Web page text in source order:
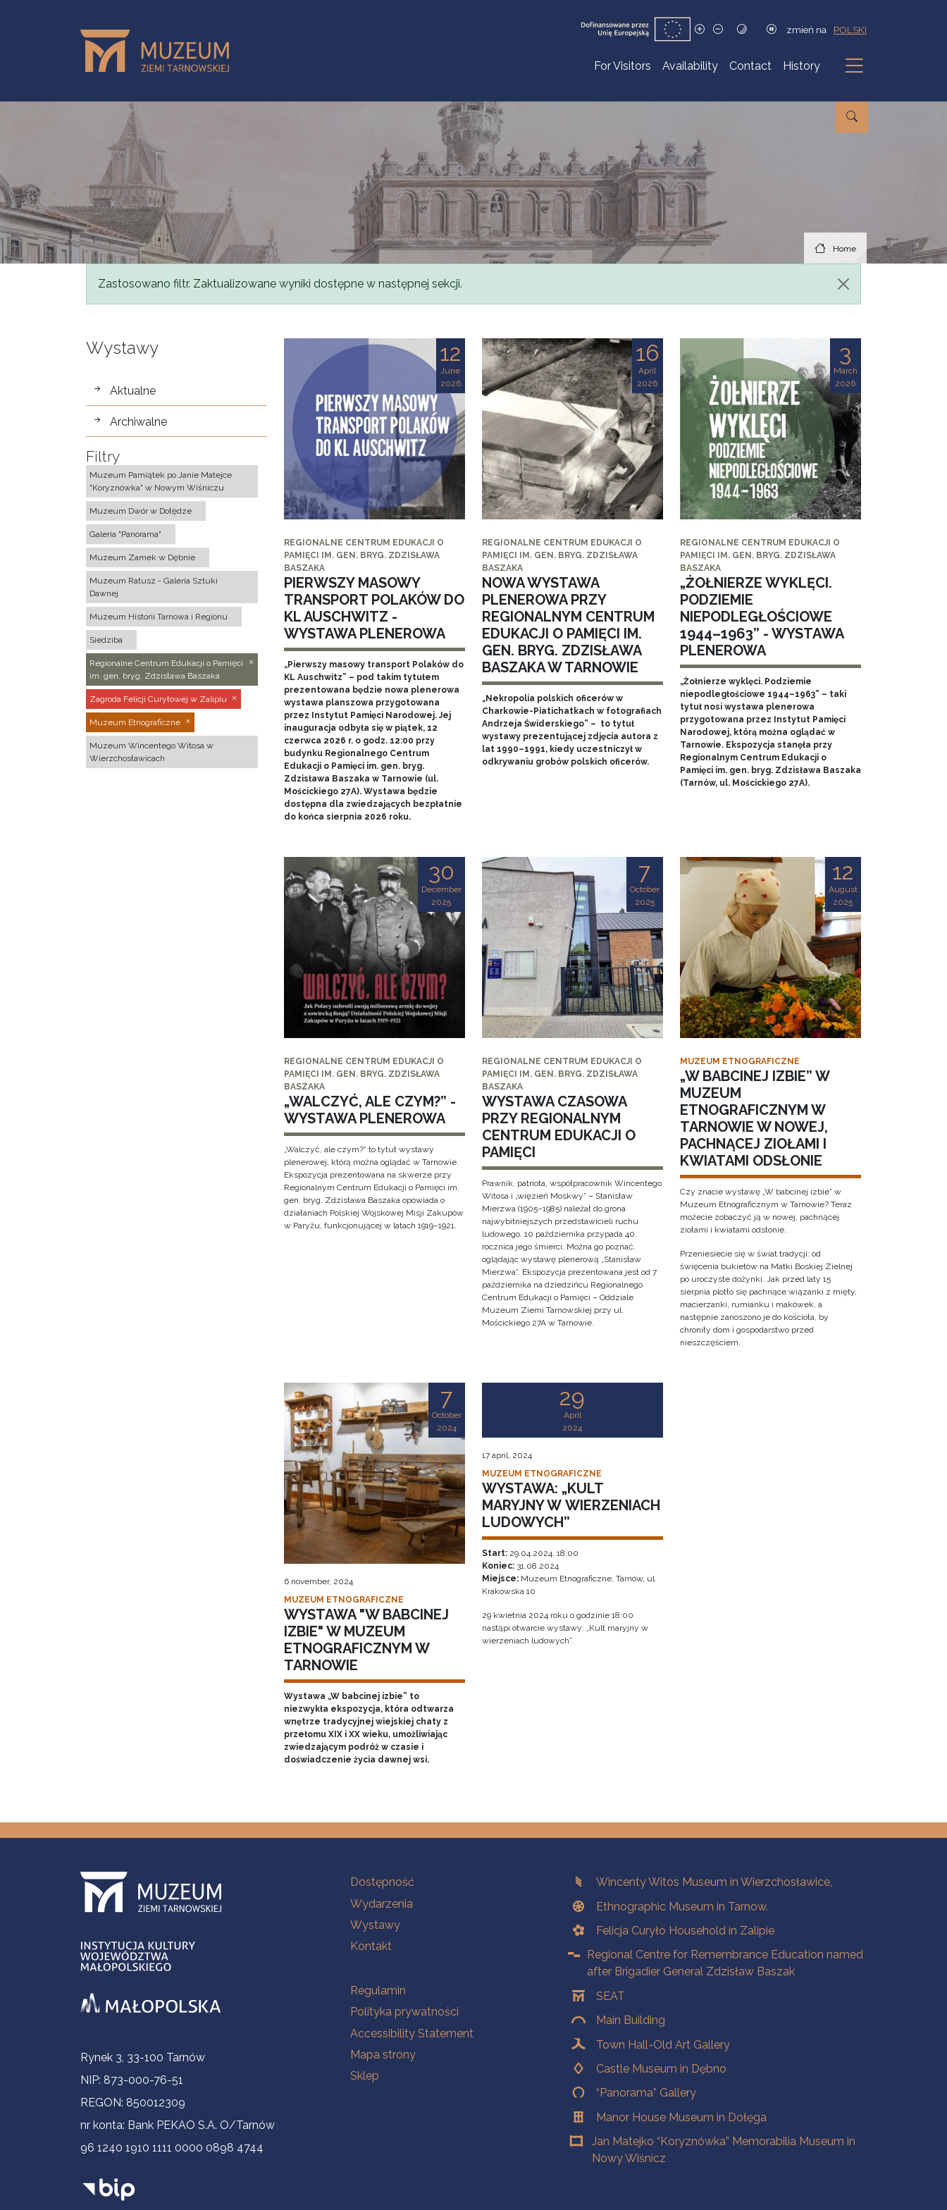
zmień na POLSKI
For Visitors Availability Contact History
Submenu
Home
Status message
Zastosowano filtr. Zaktualizowane wyniki dostępne w następnej sekcji.
Wystawy
wystawy
Aktualne
Archiwalne
Filtry
Muzeum Pamiątek po Janie Matejce
"Koryznówka" w Nowym Wiśniczu
Muzeum Dwór w Dołędze
Galeria "Panorama"
Muzeum Zamek w Dębnie
Muzeum Ratusz - Galeria Sztuki
Dawnej
Muzeum Historii Tarnowa i Regionu
Siedziba
Regionalne Centrum Edukacji o Pamięci
im. gen. bryg. Zdzisława Baszaka
Zagroda Felicji Curyłowej w Zalipiu
Muzeum Etnograficzne
Muzeum Wincentego Witosa w
Wierzchosławicach
12
June
2026
REGIONALNE CENTRUM EDUKACJI O
PAMIĘCI IM. GEN. BRYG. ZDZISŁAWA
BASZAKA
PIERWSZY MASOWY
TRANSPORT POLAKÓW DO
KL AUSCHWITZ -
WYSTAWA PLENEROWA
„Pierwszy masowy transport Polaków do
KL Auschwitz” – pod takim tytułem
prezentowana będzie nowa plenerowa
wystawa planszowa przygotowana
przez Instytut Pamięci Narodowej. Jej
inauguracja odbyła się w piątek, 12
czerwca 2026 r. o godz. 12:00 przy
budynku Regionalnego Centrum
Edukacji o Pamięci im. gen. bryg.
Zdzisława Baszaka w Tarnowie (ul.
Mościckiego 27A). Wystawa będzie
dostępna dla zwiedzających bezpłatnie
do końca sierpnia 2026 roku.
16
April
2026
REGIONALNE CENTRUM EDUKACJI O
PAMIĘCI IM. GEN. BRYG. ZDZISŁAWA
BASZAKA
NOWA WYSTAWA
PLENEROWA PRZY
REGIONALNYM CENTRUM
EDUKACJI O PAMIĘCI IM.
GEN. BRYG. ZDZISŁAWA
BASZAKA W TARNOWIE
„Nekropolia polskich oficerów w
Charkowie-Piatichatkach w fotografiach
Andrzeja Świderskiego” – to tytuł
wystawy prezentującej zdjęcia autora z
lat 1990–1991, kiedy uczestniczył w
odkrywaniu grobów polskich oficerów.
3
March
2026
REGIONALNE CENTRUM EDUKACJI O
PAMIĘCI IM. GEN. BRYG. ZDZISŁAWA
BASZAKA
„ŻOŁNIERZE WYKLĘCI.
PODZIEMIE
NIEPODLEGŁOŚCIOWE
1944–1963” - WYSTAWA
PLENEROWA
„Żołnierze wyklęci. Podziemie
niepodległościowe 1944–1963” – taki
tytuł nosi wystawa plenerowa
przygotowana przez Instytut Pamięci
Narodowej, którą można oglądać w
Tarnowie. Ekspozycja stanęła przy
Regionalnym Centrum Edukacji o
Pamięci im. gen. bryg. Zdzisława Baszaka
(Tarnów, ul. Mościckiego 27A).
30
December
2025
REGIONALNE CENTRUM EDUKACJI O
PAMIĘCI IM. GEN. BRYG. ZDZISŁAWA
BASZAKA
„WALCZYĆ, ALE CZYM?” -
WYSTAWA PLENEROWA
„Walczyć, ale czym?” to tytuł wystawy
plenerowej, którą można oglądać w Tarnowie.
Ekspozycja prezentowana na skwerze przy
Regionalnym Centrum Edukacji o Pamięci im.
gen. bryg. Zdzisława Baszaka opowiada o
działaniach Polskiej Wojskowej Misji Zakupów
w Paryżu, funkcjonującej w latach 1919–1921.
7
October
2025
REGIONALNE CENTRUM EDUKACJI O
PAMIĘCI IM. GEN. BRYG. ZDZISŁAWA
BASZAKA
WYSTAWA CZASOWA
PRZY REGIONALNYM
CENTRUM EDUKACJI O
PAMIĘCI
Prawnik, patriota, współpracownik Wincentego
Witosa i „więzień Moskwy” – Stanisław
Mierzwa (1905–1985) należał do grona
najwybitniejszych przedstawicieli ruchu
ludowego. 10 października przypada 40.
rocznica jego śmierci. Można go poznać,
oglądając wystawę plenerową „Stanisław
Mierzwa”. Ekspozycja prezentowana jest od 7
października na dziedzińcu Regionalnego
Centrum Edukacji o Pamięci – Oddziale
Muzeum Ziemi Tarnowskiej przy ul.
Mościckiego 27A w Tarnowie.
12
August
2025
MUZEUM ETNOGRAFICZNE
„W BABCINEJ IZBIE” W
MUZEUM
ETNOGRAFICZNYM W
TARNOWIE W NOWEJ,
PACHNĄCEJ ZIOŁAMI I
KWIATAMI ODSŁONIE
Czy znacie wystawę „W babcinej izbie” w
Muzeum Etnograficznym w Tarnowie? Teraz
możecie zobaczyć ją w nowej, pachnącej
ziołami i kwiatami odsłonie.
Przeniesiecie się w świat tradycji: od
święcenia bukietów na Matki Boskiej Zielnej
po uroczyste dożynki. Jak przed laty 15
sierpnia plotło się pachnące wiązanki z mięty,
macierzanki, rumianku i makówek, a
następnie zanoszono je do kościoła, by
chroniły dom i gospodarstwo przed
nieszczęściem.
7
October
2024
6 november, 2024
MUZEUM ETNOGRAFICZNE
WYSTAWA "W BABCINEJ
IZBIE" W MUZEUM
ETNOGRAFICZNYM W
TARNOWIE
Wystawa „W babcinej izbie” to
niezwykła ekspozycja, która odtwarza
wnętrze tradycyjnej wiejskiej chaty z
przełomu XIX i XX wieku, umożliwiając
zwiedzającym podróż w czasie i
doświadczenie życia dawnej wsi.
29
April
2024
17 april, 2024
MUZEUM ETNOGRAFICZNE
WYSTAWA: „KULT
MARYJNY W WIERZENIACH
LUDOWYCH”
Start:29.04.2024, 18:00
Koniec:31.08.2024
Miejsce:Muzeum Etnograficzne, Tarnów, ul.
Krakowska 10
29 kwietnia 2024 roku o godzinie 18:00
nastąpi otwarcie wystawy: „Kult maryjny w
wierzeniach ludowych”.
Contact Information
Rynek 3, 33-100 Tarnów
NIP: 873-000-76-51
REGON: 850012309
nr konta: Bank PEKAO S.A. O/Tarnów
96 1240 1910 1111 0000 0898 4744
Na skróty.
Dostępność
Wydarzenia
Wystawy
Kontakt
Na skróty.
Regulamin
Polityka prywatności
Accessibility Statement
Mapa strony
Sklep
BranchesWincenty Witos Museum in Wierzchosławice,
Ethnographic Museum in Tarnow.
Felicja Curyło Household in Zalipie
Regional Centre for Remembrance Education named
after Brigadier General Zdzisław Baszak
SEAT
Main Building
Town Hall-Old Art Gallery
Castle Museum in Dębno
“Panorama” Gallery
Manor House Museum in Dołęga
Jan Matejko “Koryznówka” Memorabilia Museum in
Nowy Wiśnicz